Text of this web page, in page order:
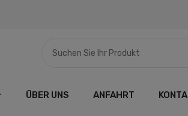
ÜBER UNS ANFAHRT